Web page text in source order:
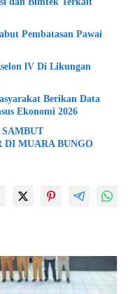
Pembatasan Pawai
lV Di Likungan
Berikan Data
Ekonomi 2026
DI MUARA BUNGO